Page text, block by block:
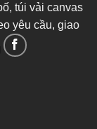
túi vải canvas
yêu cầu, giao